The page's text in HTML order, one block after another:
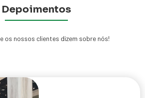
Depoimentos
os nossos clientes dizem sobre nós!